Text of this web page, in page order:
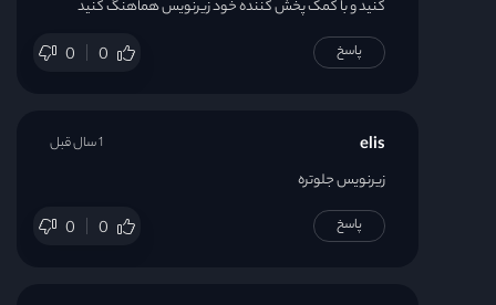
کنید و با کمک پخش کننده خود زیرنویس هماهنگ کنید
0 0 پاسخ
elis
زیرنویس جلوتره
0 0
1 سال قبل
پاسخ